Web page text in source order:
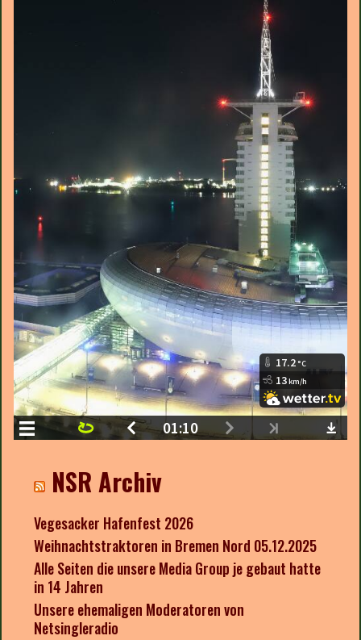
NSR Archiv
Vegesacker Hafenfest 2026
Weihnachtstraktoren in Bremen Nord 05.12.2025
Alle Seiten die unsere Media Group je gebaut hatte
in 14 Jahren
Unsere ehemaligen Moderatoren von
Netsingleradio